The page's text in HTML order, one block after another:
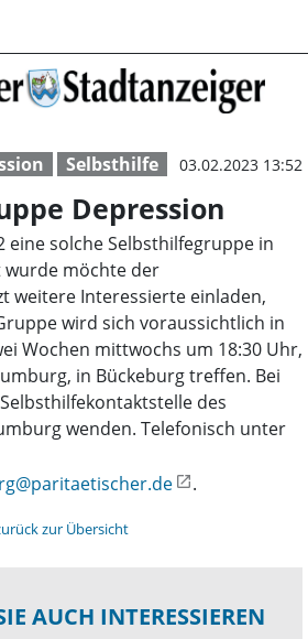
Selbsthilfe 03.02.2023 13:52
Depression
eine solche Selbsthilfegruppe in
wurde möchte der
weitere Interessierte einladen,
wird sich voraussichtlich in
Wochen mittwochs um 18:30 Uhr,
in Bückeburg treffen. Bei
des
wenden. Telefonisch unter
.
zur Übersicht
AUCH INTERESSIEREN